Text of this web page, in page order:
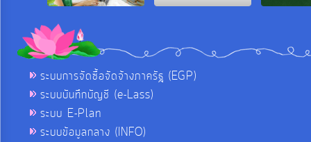
ระบบการจัดซื้อจัดจ้างภาครัฐ (EGP)
ระบบบันทึกบัญชี (e-Lass)
ระบบ E-Plan
ระบบข้อมูลกลาง (INFO)